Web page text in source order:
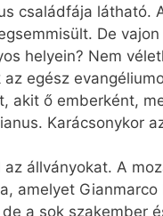
családfája látható.
De
helyein? Nem
egész
akit ő emberként,
Karácsonykor
állványokat. A
amelyet
a sok szakember